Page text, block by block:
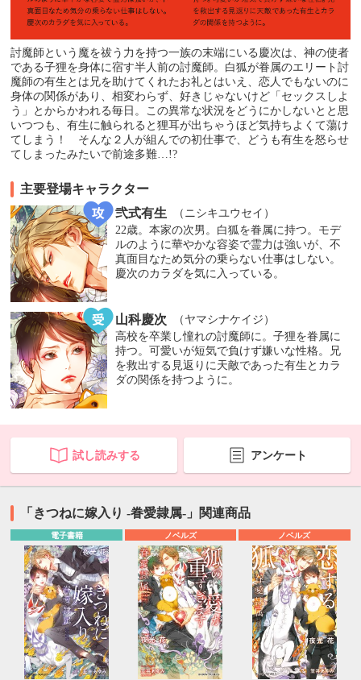
討魔師という魔を祓う力を持つ一族の末端にいる慶次は、神の使者
である子狸を身体に宿す半人前の討魔師。白狐が眷属のエリート討
魔師の有生とは兄を助けてくれたお礼とはいえ、恋人でもないのに
身体の関係があり、相変わらず、好きじゃないけど「セックスしよ
う」とからかわれる毎日。この異常な状況をどうにかしないとと思
いつつも、有生に触られると狸耳が出ちゃうほど気持ちよくて蕩け
てしまう！ そんな２人が組んでの初仕事で、どうも有生を怒らせ
てしまったみたいで前途多難…!?
主要登場キャラクター
弐式有生
（ニシキユウセイ）
22歳。本家の次男。白狐を眷属に持つ。モデ
ルのように華やかな容姿で霊力は強いが、不
真面目なため気分の乗らない仕事はしない。
慶次のカラダを気に入っている。
山科慶次
（ヤマシナケイジ）
高校を卒業し憧れの討魔師に。子狸を眷属に
持つ。可愛いが短気で負けず嫌いな性格。兄
を救出する見返りに天敵であった有生とカラ
ダの関係を持つように。
試し読みする アンケート
「きつねに嫁入り -眷愛隷属-」関連商品
電子書籍 ノベルズ ノベルズ